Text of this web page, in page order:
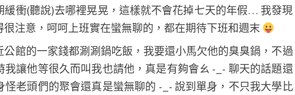
緩衝(聽說)去哪裡晃晃，這樣就不會花掉七天的年假… 我發現
注意，呵呵上班實在蠻無聊的，都在期待下班和週末
館的一家錢都涮涮鍋吃飯，我要還小馬欠他的臭臭鍋，不過
我讓他等很久而叫我也請他，真是有夠會ㄠ -_- 聊天的話題還
怪老頭們的聚會還真是蠻無聊的 -_- 說到單身，不只我大學比